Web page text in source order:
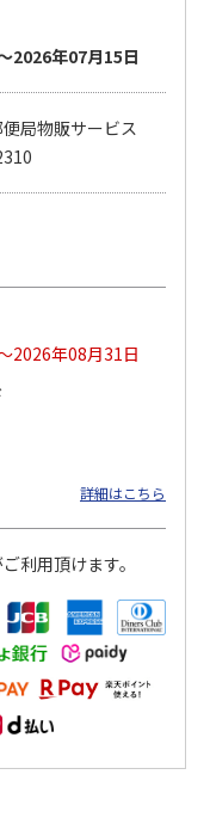
あわびの磯煮
7,200円
(送料・税込)
2026年07月15日
局物販サービス
2026年08月31日
詳細はこちら
利用頂けます。